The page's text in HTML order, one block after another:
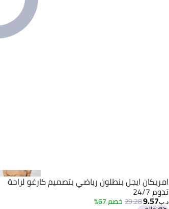
امريكان ايجل بنطلون رياضي بتصميم كارغو لراحة
تدوم 24/7
د.ب‏9.57
29.28خصم 67%